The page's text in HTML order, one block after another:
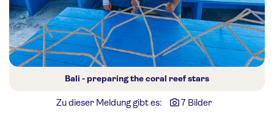
Bali - preparing the coral reef stars
Zu dieser Meldung gibt es: 7 Bilder